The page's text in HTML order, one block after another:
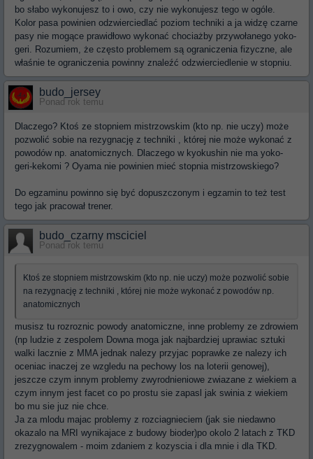
bo słabo wykonujesz to i owo, czy nie wykonujesz tego w ogóle.
Kolor pasa powinien odzwierciedlać poziom techniki a ja widzę czarne
pasy nie mogące prawidłowo wykonać chociażby przywołanego yoko-
geri. Rozumiem, że często problemem są ograniczenia fizyczne, ale
właśnie te ograniczenia powinny znaleźć odzwierciedlenie w stopniu.
budo_jersey
Ponad rok temu
Dlaczego? Ktoś ze stopniem mistrzowskim (kto np. nie uczy) może
pozwolić sobie na rezygnację z techniki , której nie może wykonać z
powodów np. anatomicznych. Dlaczego w kyokushin nie ma yoko-
geri-kekomi ? Oyama nie powinien mieć stopnia mistrzowskiego?
Do egzaminu powinno się być dopuszczonym i egzamin to też test
tego jak pracował trener.
budo_czarny msciciel
Ponad rok temu
Ktoś ze stopniem mistrzowskim (kto np. nie uczy) może pozwolić sobie
na rezygnację z techniki , której nie może wykonać z powodów np.
anatomicznych
musisz tu rozroznic powody anatomiczne, inne problemy ze zdrowiem
(np ludzie z zespolem Downa moga jak najbardziej uprawiac sztuki
walki lacznie z MMA jednak nalezy przyjac poprawke ze nalezy ich
oceniac inaczej ze wzgledu na pechowy los na loterii genowej),
jeszcze czym innym problemy zwyrodnieniowe zwiazane z wiekiem a
czym innym jest facet co po prostu sie zapasl jak swinia z wiekiem
bo mu sie juz nie chce.
Ja za mlodu majac problemy z rozciagnieciem (jak sie niedawno
okazalo na MRI wynikajace z budowy bioder)po okolo 2 latach z TKD
zrezygnowalem - moim zdaniem z kozyscia i dla mnie i dla TKD.